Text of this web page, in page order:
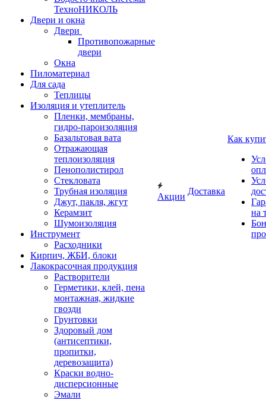
ТехноНИКОЛЬ
Двери и окна
Двери
Противопожарные
двери
Окна
Пиломатериал
Для сада
Теплицы
Изоляция и утеплитель
Пленки, мембраны,
гидро-пароизоляция
Базальтовая вата
Отражающая
теплоизоляция
Пенополистирол
Стекловата
Трубная изоляция
Джут, пакля, жгут
Керамзит
Шумоизоляция
Инструмент
Расходники
Кирпич, ЖБИ, блоки
Лакокрасочная продукция
Растворители
Герметики, клей, пена
монтажная, жидкие
гвозди
Грунтовки
Здоровый дом
(антисептики,
пропитки,
деревозащита)
Краски водно-
дисперсионные
Эмали
Акции
Доставка
Как
на